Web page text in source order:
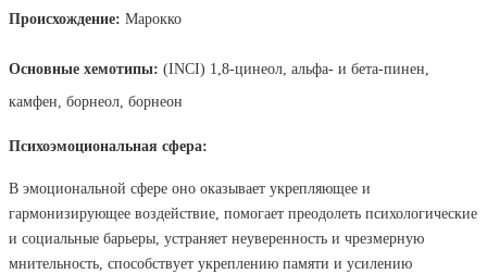
Происхождение: Марокко
Основные хемотипы: (INCI) 1,8-цинеол, альфа- и бета-пинен,
камфен, борнеол, борнеон
Психоэмоциональная сфера:
В эмоциональной сфере оно оказывает укрепляющее и
гармонизирующее воздействие, помогает преодолеть психологические
и социальные барьеры, устраняет неуверенность и чрезмерную
мнительность, способствует укреплению памяти и усилению